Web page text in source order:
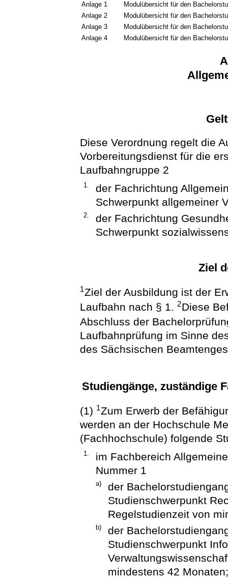
Anlage 1
Modulübersicht für den
Anlage 2
Modulübersicht für den
Anlage 3
Modulübersicht für den
Anlage 4
Modulübersicht für den
Diese Verordnung regelt die
Vorbereitungsdienst für die
Laufbahngruppe 2
1.
der Fachrichtung
Schwerpunkt allgemeiner
2.
der Fachrichtung
Schwerpunkt
Ziel
1Ziel der Ausbildung ist der
Laufbahn nach § 1.2Diese
Abschluss der
Laufbahnprüfung im Sinne
des Sächsischen
Studiengänge, zuständige
(1) 1Zum Erwerb der
werden an der Hochschule
(Fachhochschule) folgende
1.
im Fachbereich
Nummer 1
a)
der
Studienschwerpunkt
Regelstudienzeit von
b)
der
Studienschwerpunkt
mindestens 42